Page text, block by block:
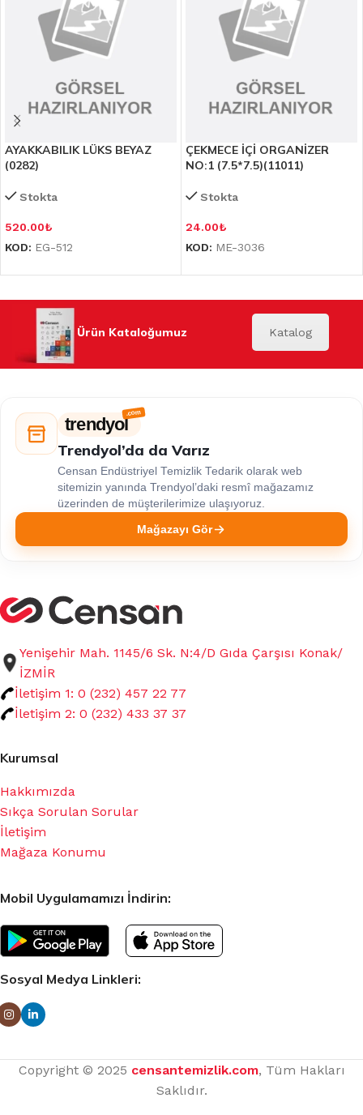
AYAKKABILIK LÜKS BEYAZ
(0282)
Stokta
520.00₺
KOD: EG-512
ÇEKMECE İÇİ ORGANİZER
NO:1 (7.5*7.5)(11011)
Stokta
24.00₺
KOD: ME-3036
Ürün Kataloğumuz Katalog
trendyol
Trendyol’da da Varız
Censan Endüstriyel Temizlik Tedarik olarak web
sitemizin yanında Trendyol’daki resmî mağazamız
üzerinden de müşterilerimize ulaşıyoruz.
Mağazayı Gör
Yenişehir Mah. 1145/6 Sk. N:4/D Gıda Çarşısı Konak/
İZMİR
İletişim 1: 0 (232) 457 22 77
İletişim 2: 0 (232) 433 37 37
Kurumsal
Hakkımızda
Sıkça Sorulan Sorular
İletişim
Mağaza Konumu
Mobil Uygulamamızı İndirin:
Sosyal Medya Linkleri:
Copyright © 2025 censantemizlik.com, Tüm Hakları
Saklıdır.